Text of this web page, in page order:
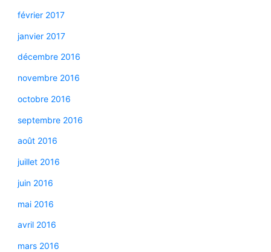
février 2017
janvier 2017
décembre 2016
novembre 2016
octobre 2016
septembre 2016
août 2016
juillet 2016
juin 2016
mai 2016
avril 2016
mars 2016